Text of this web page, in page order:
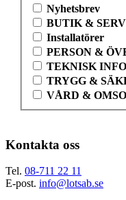
Nyhetsbrev
BUTIK &
Installatörer
PERSON &
TEKNISK INFO
TRYGG &
VÅRD &
Kontakta oss
Tel. 08-711 22 11
E-post. info@lotsab.se